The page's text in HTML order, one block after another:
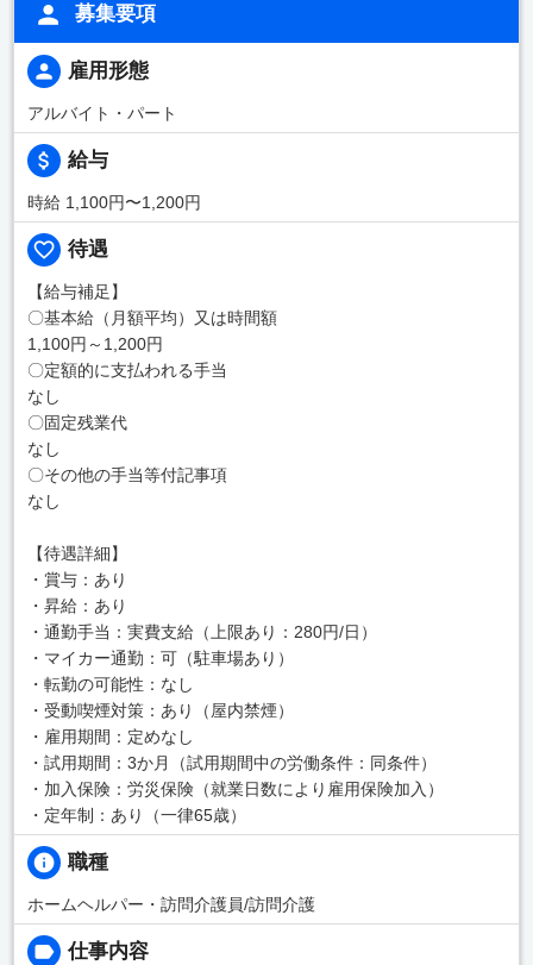
募集要項
雇用形態
アルバイト・パート
給与
時給 1,100円〜1,200円
待遇
【給与補足】
〇基本給（月額平均）又は時間額
1,100円～1,200円
〇定額的に支払われる手当
なし
〇固定残業代
なし
〇その他の手当等付記事項
なし
【待遇詳細】
・賞与：あり
・昇給：あり
・通勤手当：実費支給（上限あり：280円/日）
・マイカー通勤：可（駐車場あり）
・転勤の可能性：なし
・受動喫煙対策：あり（屋内禁煙）
・雇用期間：定めなし
・試用期間：3か月（試用期間中の労働条件：同条件）
・加入保険：労災保険（就業日数により雇用保険加入）
・定年制：あり（一律65歳）
職種
ホームヘルパー・訪問介護員/訪問介護
仕事内容